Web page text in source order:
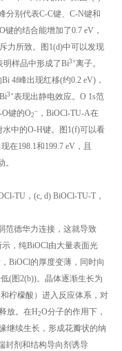
分别代表C-C键、C-N键和
的结合能增加了0.7 eV，
力所致。图1(d)中可以发现
明样品中形成了Bi3+离子。
4f峰出现红移(约0.2 eV)，
3+表现出静电效应。O 1s范
O键的O2
– ，BiOCl-TU-A在
水中的O-H键。图1(f)可以看
在198.1和199.7 eV，且
TU，(c, d) BiOCl-TU-T，
范德华力连接，这就导致
，纯BiOCl由大量表面光
BiOCl的厚度变薄，同时向
(图2(b))。晶体逐渐生长为
柠檬酸）进入反应体系，对
放。在H2O分子的作用下，
继续生长，形成花瓣状的纳
封剂和结构导向剂诱导